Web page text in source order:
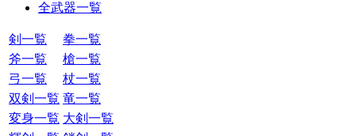
全武器一覧
剣一覧
拳一覧
斧一覧
槍一覧
弓一覧
杖一覧
双剣一覧 竜一覧
変身一覧 大剣一覧